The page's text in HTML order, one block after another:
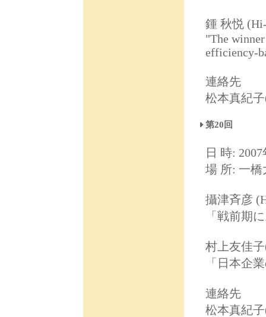
鍾 秋悦
"The
efficiency-
連絡先
松本真紀子
第20回
日 時:
場 所: 一橋
攝津斉彦
「戦前期
村上友佳
「日本企
連絡先
松本真紀子